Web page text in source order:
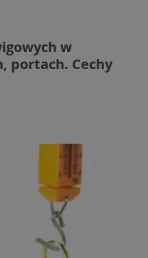
w
portach. Cechy